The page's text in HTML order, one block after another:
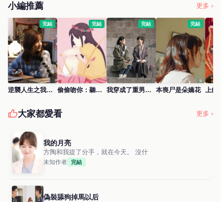
小編推薦 更多 ›
完結
逆襲人生之我是白富美
完結
偷偷吻你：聽，心動的聲音
完結
我穿成了重男輕女的姥姥
完結
本喪尸是朵嬌花 上
大家都愛看 更多 ›
我的月亮
方陶和我提了分手，就在今天。 沒什
未知作者 完結
偽裝舔狗掉馬以后